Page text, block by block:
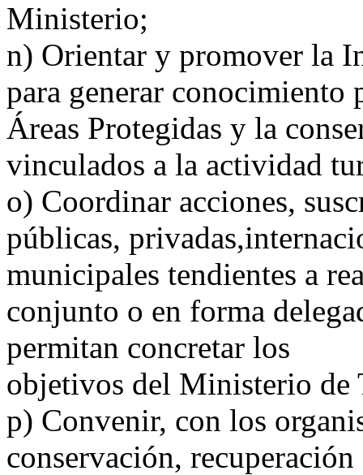
Ministerio;
n) Orientar y promover la
para generar conocimiento
Áreas Protegidas y la
vinculados a la actividad
o) Coordinar acciones,
públicas,
municipales tendientes a
conjunto o en forma
permitan concretar los
objetivos del Ministerio de
p) Convenir, con los
conservación,